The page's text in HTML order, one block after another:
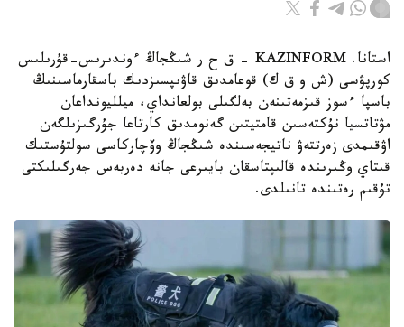
استانا. KAZINFORM – ق ح ر شىڭجاڭ ءوندىرىس-قۇرىلىس
كورپۋسى (ش و ق ك) قوعامدىق قاۋىپسىزدىك باسقارماسىنىڭ
باسپا ءسوز قىزمەتىنەن بەلگىلى بولعانداي، ميلليونداعان
مۋتاتسيا نۇكتەسىن قامتيتىن گەنومدىق كارتاعا جۇرگىزىلگەن
اۋقىمدى زەرتتەۋ ناتيجەسىندە شىڭجاڭ وۆچاركاسى سولتۇستىك
قىتاي وڭىرىندە قالىپتاسقان بايىرعى جانە دەربەس جەرگىلىكتى
تۇقىم رەتىندە تانىلدى.